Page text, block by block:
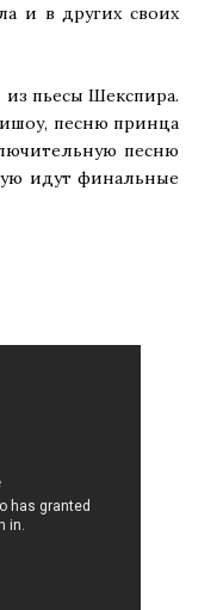
и в других своих
из пьесы Шекспира.
песню принца
песню
идут финальные